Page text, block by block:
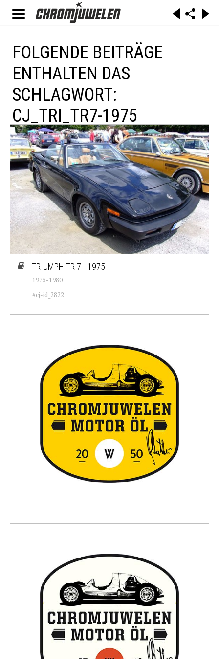
FOLGENDE BEITRÄGE
ENTHALTEN DAS
SCHLAGWORT:
CJ_TRI_TR7-1975
TRIUMPH TR 7 - 1975
1975-1980
#cj-id_2822